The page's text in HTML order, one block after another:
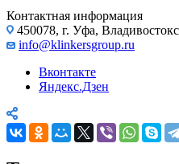
Контактная информация
450078, г. Уфа,
info@klinkersgroup.ru
Вконтакте
Яндекс.Дзен